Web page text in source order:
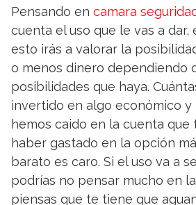
Pensando en camara
cuenta el uso que le vas a dar,
esto irás a valorar la
o menos dinero dependiendo
posibilidades que haya.
invertido en algo económico
hemos caido en la cuenta que
haber gastado en la opción
barato es caro. Si el uso va a
podrías no pensar mucho en
piensas que te tiene que